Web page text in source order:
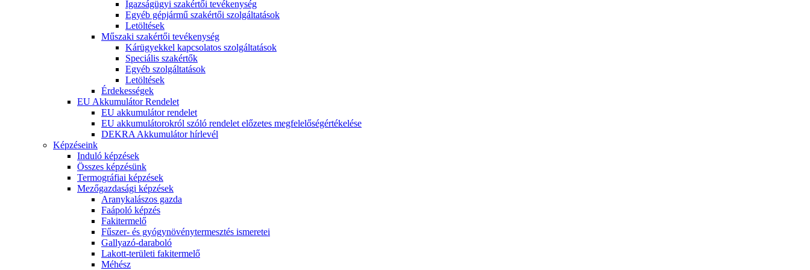
Igazságügyi szakértői tevékenység
Egyéb gépjármű szakértői szolgáltatások
Letöltések
Műszaki szakértői tevékenység
Kárügyekkel kapcsolatos szolgáltatások
Speciális szakértők
Egyéb szolgáltatások
Letöltések
Érdekességek
EU Akkumulátor Rendelet
EU akkumulátor rendelet
EU akkumulátorokról szóló rendelet előzetes megfelelőségértékelése
DEKRA Akkumulátor hírlevél
Képzéseink
Induló képzések
Összes képzésünk
Termográfiai képzések
Mezőgazdasági képzések
Aranykalászos gazda
Faápoló képzés
Fakitermelő
Fűszer- és gyógynövénytermesztés ismeretei
Gallyazó-daraboló
Lakott-területi fakitermelő
Méhész